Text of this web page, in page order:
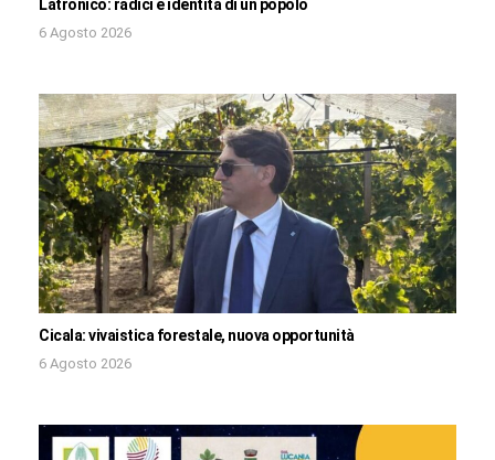
Latronico: radici e identità di un popolo
6 Agosto 2026
Cicala: vivaistica forestale, nuova opportunità
6 Agosto 2026